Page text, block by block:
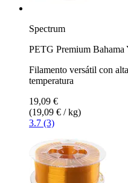
Spectrum
PETG Premium Bahama
Filamento versátil con
temperatura
19,09 €
(19,09 € / kg)
3.7 (3)